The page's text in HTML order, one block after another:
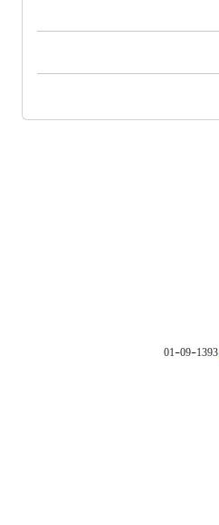
1393-09-01